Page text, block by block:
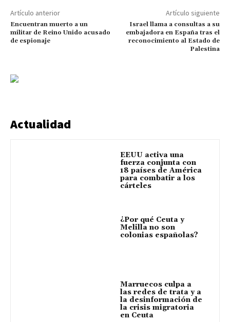
Artículo anterior
Encuentran muerto a un
militar de Reino Unido acusado
de espionaje
Artículo siguiente
Israel llama a consultas a su
embajadora en España tras el
reconocimiento al Estado de
Palestina
Actualidad
EEUU activa una
fuerza conjunta con
18 países de América
para combatir a los
cárteles
¿Por qué Ceuta y
Melilla no son
colonias españolas?
Marruecos culpa a
las redes de trata y a
la desinformación de
la crisis migratoria
en Ceuta